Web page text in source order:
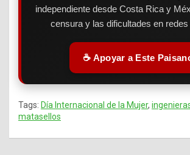
independiente desde Costa Rica y
censura y las dificultades en
☕ Apoyar a Este
Tags: Día Internacional de la Mujer,
matasellos